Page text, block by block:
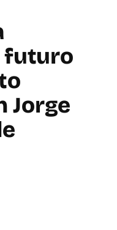
futuro
Jorge